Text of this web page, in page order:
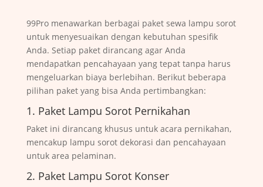
99Pro menawarkan berbagai paket sewa lampu sorot
untuk menyesuaikan dengan kebutuhan spesifik
Anda. Setiap paket dirancang agar Anda
mendapatkan pencahayaan yang tepat tanpa harus
mengeluarkan biaya berlebihan. Berikut beberapa
pilihan paket yang bisa Anda pertimbangkan:
1. Paket Lampu Sorot Pernikahan
Paket ini dirancang khusus untuk acara pernikahan,
mencakup lampu sorot dekorasi dan pencahayaan
untuk area pelaminan.
2. Paket Lampu Sorot Konser